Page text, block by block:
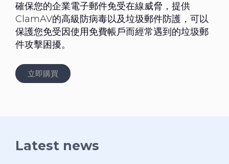
確保您的企業電子郵件免受在線威脅，提供
ClamAV的高級防病毒以及垃圾郵件防護，可以
保護您免受因使用免費帳戶而經常遇到的垃圾郵
件攻擊困擾。
立即購買
Latest news